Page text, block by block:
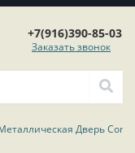
+7(916)390-85-03
Заказать звонок
Дверь